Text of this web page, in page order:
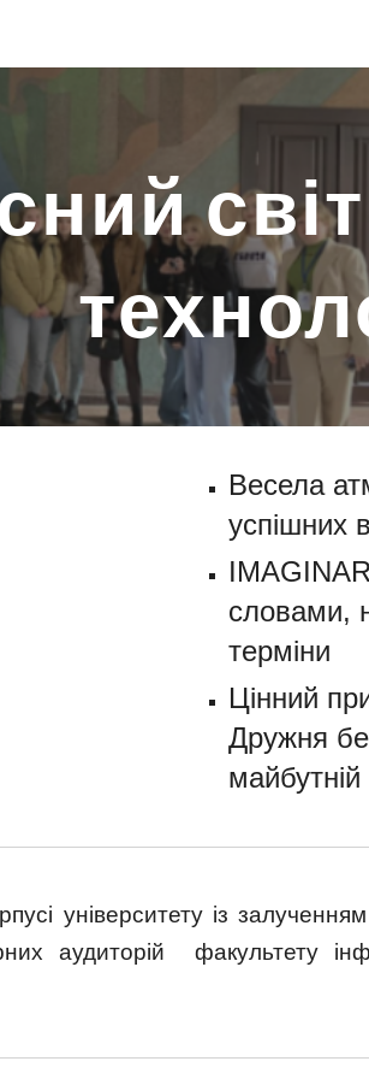
Весела
успішних
словами,
терміни
Цінний
Дружня
університету із
аудиторій факультету